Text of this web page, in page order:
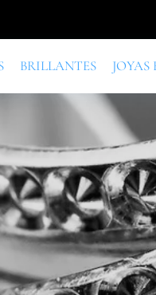
BRILLANTES JOYAS